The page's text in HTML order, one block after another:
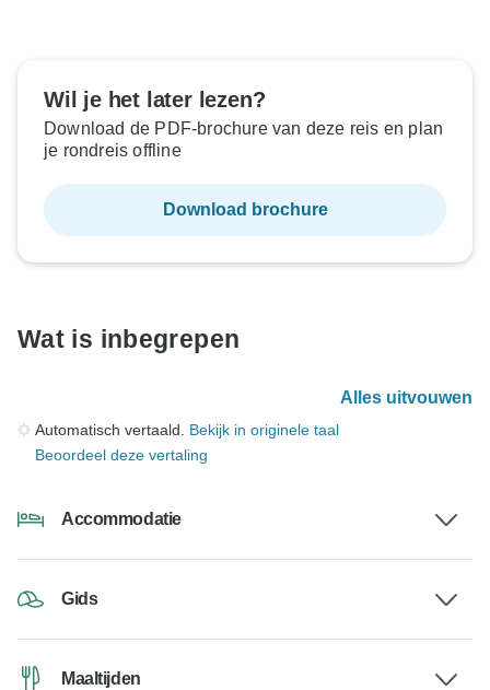
Wil je het later lezen?
Download de PDF-brochure van deze reis en plan
je rondreis offline
Download brochure
Wat is inbegrepen
Alles uitvouwen
Automatisch vertaald. Bekijk in originele taal
Beoordeel deze vertaling
Accommodatie
Gids
Maaltijden